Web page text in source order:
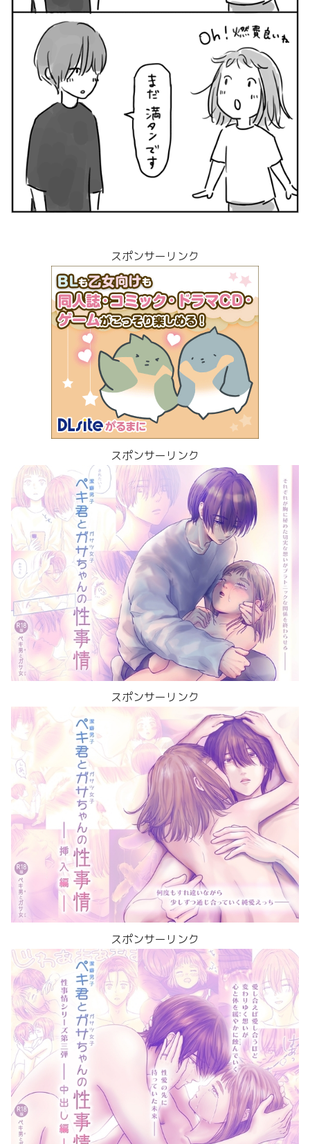
スポンサーリンク
スポンサーリンク
スポンサーリンク
スポンサーリンク